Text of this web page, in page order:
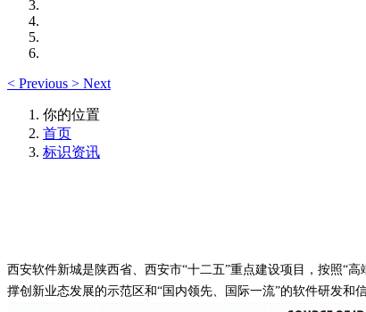
< Previous > Next
你的位置
首页
标识资讯
西安软件新城是陕西省、西安市“十二五”重点建设项目，按照“
撑创新业态发展的示范区和“国内领先、国际一流”的软件研发和